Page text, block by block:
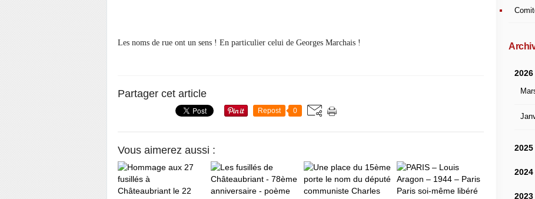
Les noms de rue ont un sens ! En particulier celui de Georges Marchais !
Partager cet article
Repost 0
Vous aimerez aussi :
2026
2025
2024
2023